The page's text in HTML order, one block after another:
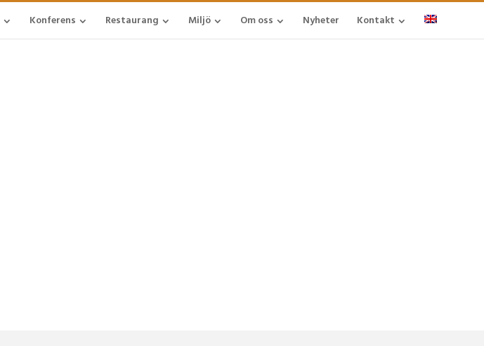
Konferens Restaurang Miljö Om oss Nyheter Kontakt